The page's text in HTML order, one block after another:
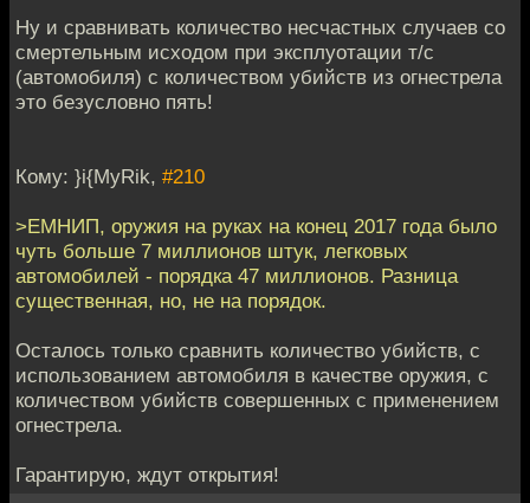
Ну и сравнивать количество несчастных случаев со
смертельным исходом при эксплуотации т/с
(автомобиля) с количеством убийств из огнестрела
это безусловно пять!
Кому: }i{MyRik, #210
>ЕМНИП, оружия на руках на конец 2017 года было
чуть больше 7 миллионов штук, легковых
автомобилей - порядка 47 миллионов. Разница
существенная, но, не на порядок.
Осталось только сравнить количество убийств, с
использованием автомобиля в качестве оружия, с
количеством убийств совершенных с применением
огнестрела.
Гарантирую, ждут открытия!